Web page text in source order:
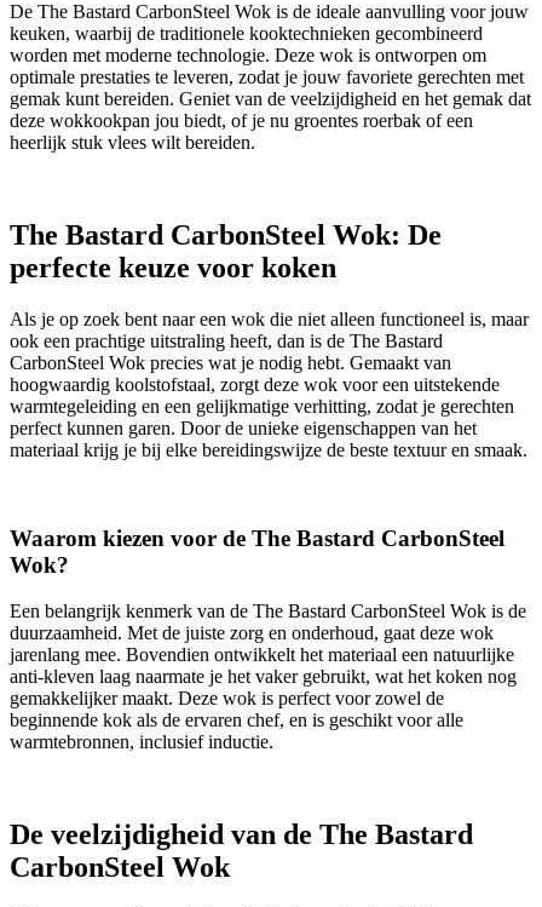
De The Bastard CarbonSteel Wok is de ideale aanvulling voor jouw
keuken, waarbij de traditionele kooktechnieken gecombineerd
worden met moderne technologie. Deze wok is ontworpen om
optimale prestaties te leveren, zodat je jouw favoriete gerechten met
gemak kunt bereiden. Geniet van de veelzijdigheid en het gemak dat
deze wokkookpan jou biedt, of je nu groentes roerbak of een
heerlijk stuk vlees wilt bereiden.
The Bastard CarbonSteel Wok: De
perfecte keuze voor koken
Als je op zoek bent naar een wok die niet alleen functioneel is, maar
ook een prachtige uitstraling heeft, dan is de The Bastard
CarbonSteel Wok precies wat je nodig hebt. Gemaakt van
hoogwaardig koolstofstaal, zorgt deze wok voor een uitstekende
warmtegeleiding en een gelijkmatige verhitting, zodat je gerechten
perfect kunnen garen. Door de unieke eigenschappen van het
materiaal krijg je bij elke bereidingswijze de beste textuur en smaak.
Waarom kiezen voor de The Bastard CarbonSteel
Wok?
Een belangrijk kenmerk van de The Bastard CarbonSteel Wok is de
duurzaamheid. Met de juiste zorg en onderhoud, gaat deze wok
jarenlang mee. Bovendien ontwikkelt het materiaal een natuurlijke
anti-kleven laag naarmate je het vaker gebruikt, wat het koken nog
gemakkelijker maakt. Deze wok is perfect voor zowel de
beginnende kok als de ervaren chef, en is geschikt voor alle
warmtebronnen, inclusief inductie.
De veelzijdigheid van de The Bastard
CarbonSteel Wok